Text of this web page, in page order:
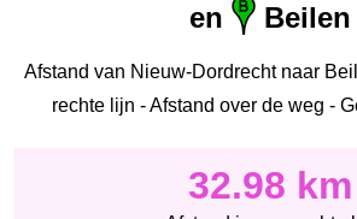
en
Beilen
Afstand van Nieuw-Dordrecht naar
rechte lijn - Afstand over de weg -
32.98 km